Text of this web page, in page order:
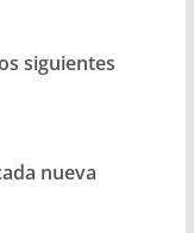
siguientes
nueva